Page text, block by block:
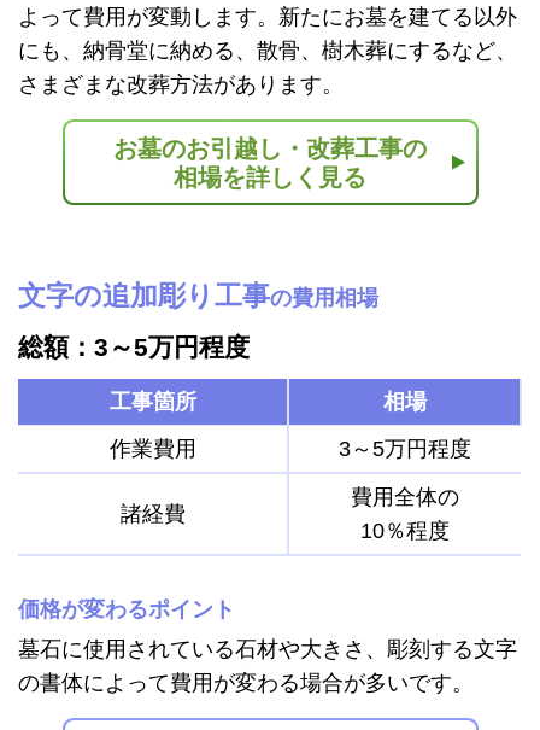
よって費用が変動します。新たにお墓を建てる以外
にも、納骨堂に納める、散骨、樹木葬にするなど、
さまざまな改葬方法があります。
お墓のお引越し・改葬工事の
相場を詳しく見る
文字の追加彫り工事の費用相場
総額：3～5万円程度
工事箇所
相場
作業費用
3～5万円程度
諸経費
費用全体の
10％程度
価格が変わるポイント
墓石に使用されている石材や大きさ、彫刻する文字
の書体によって費用が変わる場合が多いです。